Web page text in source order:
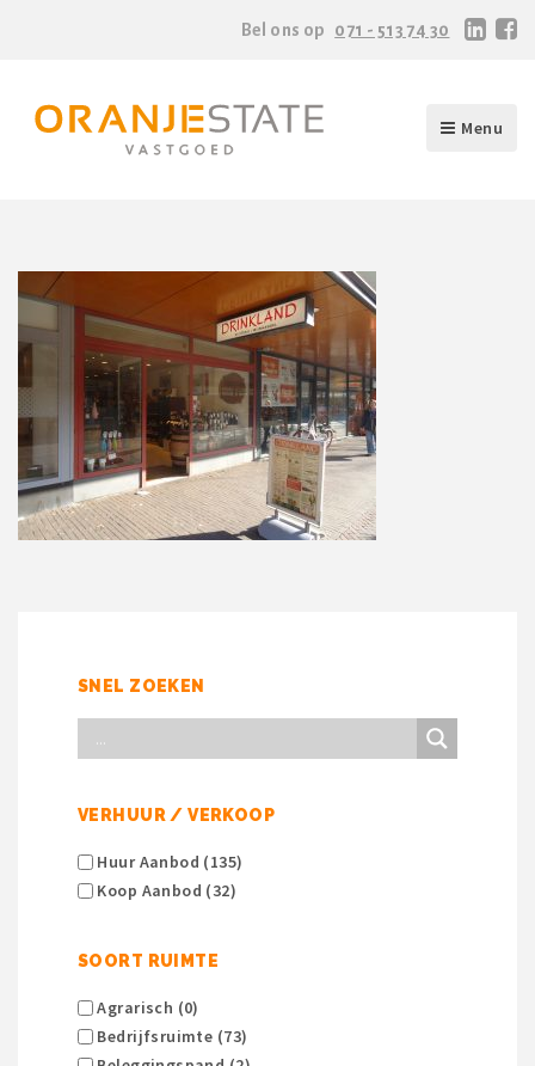
Bel ons op 071 - 513 74 30
Menu
SNEL ZOEKEN
VERHUUR / VERKOOP
Huur Aanbod (135)
Koop Aanbod (32)
SOORT RUIMTE
Agrarisch (0)
Bedrijfsruimte (73)